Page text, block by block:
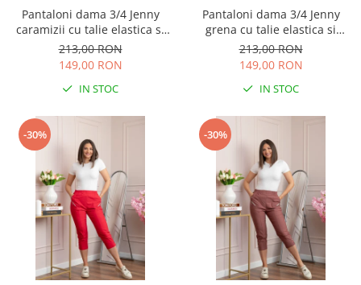
Pantaloni dama 3/4 Jenny
caramizii cu talie elastica si
fermoare decorative
213,00 RON
149,00 RON
IN STOC
Pantaloni dama 3/4 Jenny
grena cu talie elastica si
fermoare decorative
213,00 RON
149,00 RON
IN STOC
-30% -30%